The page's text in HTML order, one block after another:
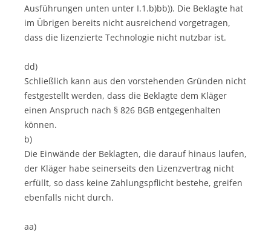
Ausführungen unten unter I.1.b)bb)). Die Beklagte hat
im Übrigen bereits nicht ausreichend vorgetragen,
dass die lizenzierte Technologie nicht nutzbar ist.
dd)
Schließlich kann aus den vorstehenden Gründen nicht
festgestellt werden, dass die Beklagte dem Kläger
einen Anspruch nach § 826 BGB entgegenhalten
können.
b)
Die Einwände der Beklagten, die darauf hinaus laufen,
der Kläger habe seinerseits den Lizenzvertrag nicht
erfüllt, so dass keine Zahlungspflicht bestehe, greifen
ebenfalls nicht durch.
aa)